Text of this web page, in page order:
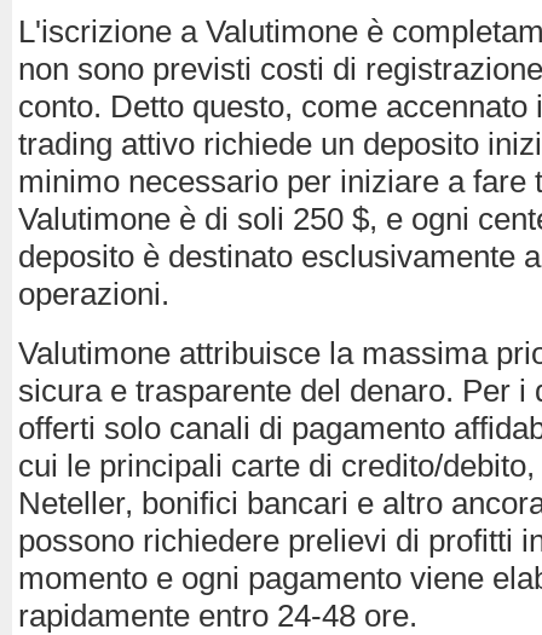
L'iscrizione a Valutimone è
non sono previsti costi di
conto. Detto questo, come accennato
trading attivo richiede un deposito
minimo necessario per iniziare a fare
Valutimone è di soli 250 $, e ogni
deposito è destinato esclusivamente
operazioni.
Valutimone attribuisce la massima
sicura e trasparente del denaro. Per i
offerti solo canali di pagamento
cui le principali carte di credito/
Neteller, bonifici bancari e altro
possono richiedere prelievi di profitti
momento e ogni pagamento viene
rapidamente entro 24-48 ore.